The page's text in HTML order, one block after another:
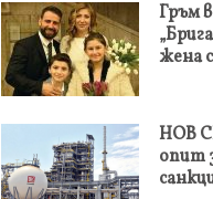
Гръм
жена
НОВ
опит